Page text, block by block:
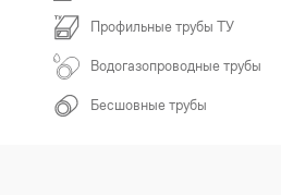
Профильные трубы ТУ
Водогазопроводные трубы
Бесшовные трубы